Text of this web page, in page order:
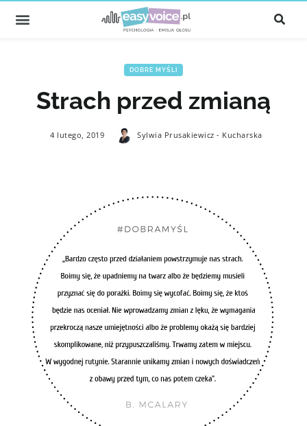
DOBRE MYŚLI
Strach przed zmianą
4 lutego, 2019 Sylwia Prusakiewicz - Kucharska